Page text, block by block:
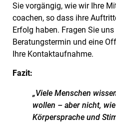
Sie vorgängig, wie wir Ihre
coachen, so dass ihre
Erfolg haben. Fragen Sie
Beratungstermin und eine
Ihre Kontaktaufnahme.
Fazit:
„Viele Menschen
wollen – aber nicht,
Körpersprache und